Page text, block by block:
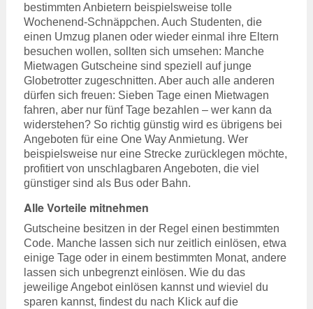
bestimmten Anbietern beispielsweise tolle
Wochenend-Schnäppchen. Auch Studenten, die
einen Umzug planen oder wieder einmal ihre Eltern
besuchen wollen, sollten sich umsehen: Manche
Mietwagen Gutscheine sind speziell auf junge
Globetrotter zugeschnitten. Aber auch alle anderen
dürfen sich freuen: Sieben Tage einen Mietwagen
fahren, aber nur fünf Tage bezahlen – wer kann da
widerstehen? So richtig günstig wird es übrigens bei
Angeboten für eine One Way Anmietung. Wer
beispielsweise nur eine Strecke zurücklegen möchte,
profitiert von unschlagbaren Angeboten, die viel
günstiger sind als Bus oder Bahn.
Alle Vorteile mitnehmen
Gutscheine besitzen in der Regel einen bestimmten
Code. Manche lassen sich nur zeitlich einlösen, etwa
einige Tage oder in einem bestimmten Monat, andere
lassen sich unbegrenzt einlösen. Wie du das
jeweilige Angebot einlösen kannst und wieviel du
sparen kannst, findest du nach Klick auf die